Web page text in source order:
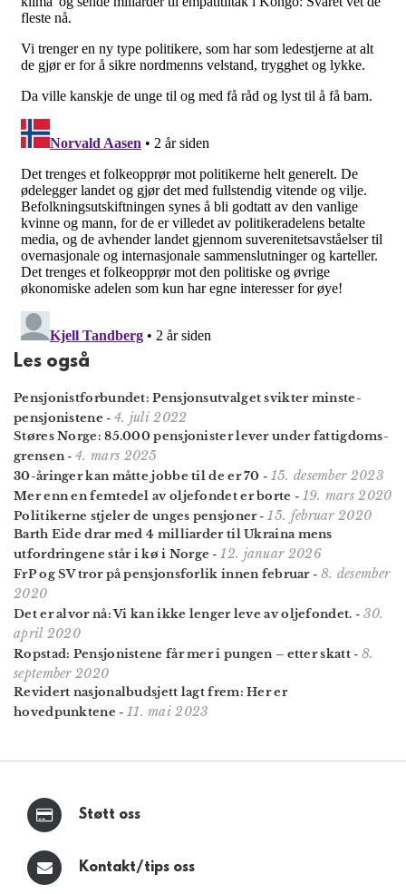
Les også
Pensjonist­forbundet: Pensjons­utvalget svikter minste­
pensjonistene - 4. juli 2022
Støres Norge: 85.000 pensjonister lever under fattigdoms­
grensen-4. mars 2025
30-åringer kan måtte jobbe til de er 70 - 15. desember 2023
Mer enn en femtedel av oljefondet er borte - 19. mars 2020
Politikerne stjeler de unges pensjoner-15. februar 2020
Barth Eide drar med 4 milliarder til Ukraina mens
utfordringene står i kø i Norge -12. januar 2026
FrP og SV tror på pensjonsforlik innen februar- 8. desember
2020
Det er alvor nå: Vi kan ikke lenger leve av oljefondet. - 30.
april 2020
Ropstad: Pensjonistene får mer i pungen – etter skatt- 8.
september 2020
Revidert nasjonalbudsjett lagt frem: Her er
hovedpunktene - 11. mai 2023
Støtt oss
Kontakt/tips oss